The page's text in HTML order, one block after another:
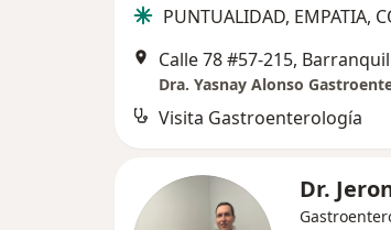
PUNTUALIDAD, EMPATIA,
Calle 78 #57-215,
Visita Gastroenterología
Dr.